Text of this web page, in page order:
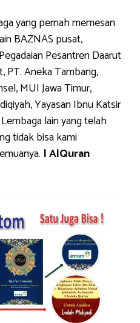
yang pernah memesan
BAZNAS pusat,
Pesantren Daarut
PT. Aneka Tambang,
MUI Jawa Timur,
Yayasan Ibnu Katsir
lain yang telah
tidak bisa kami
| AlQuran